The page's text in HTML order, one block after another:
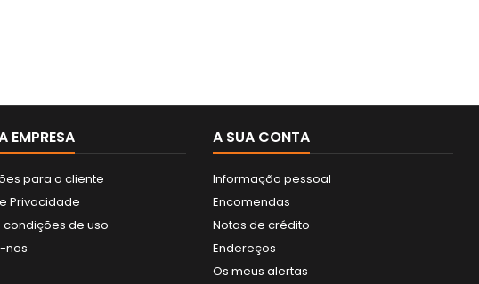
EMPRESA
para o cliente
Privacidade
condições de uso
nos
A SUA CONTA
Informação pessoal
Encomendas
Notas de crédito
Endereços
Os meus alertas